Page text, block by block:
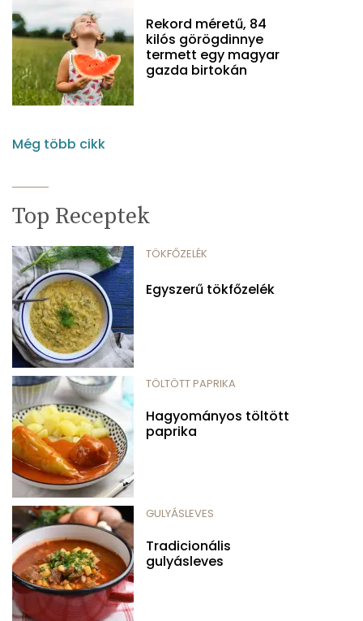
Rekord méretű, 84
kilós görögdinnye
termett egy magyar
gazda birtokán
Még több cikk
Top Receptek
TÖKFŐZELÉK
Egyszerű tökfőzelék
TÖLTÖTT PAPRIKA
Hagyományos töltött
paprika
GULYÁSLEVES
Tradicionális
gulyásleves